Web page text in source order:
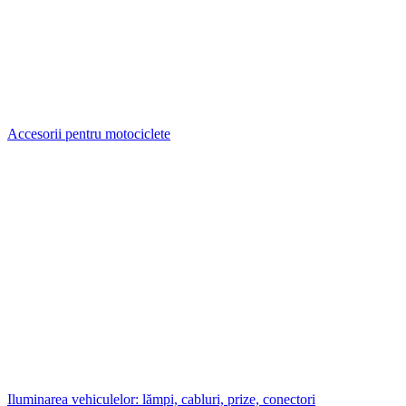
Accesorii pentru motociclete
Iluminarea vehiculelor: lămpi, cabluri, prize, conectori